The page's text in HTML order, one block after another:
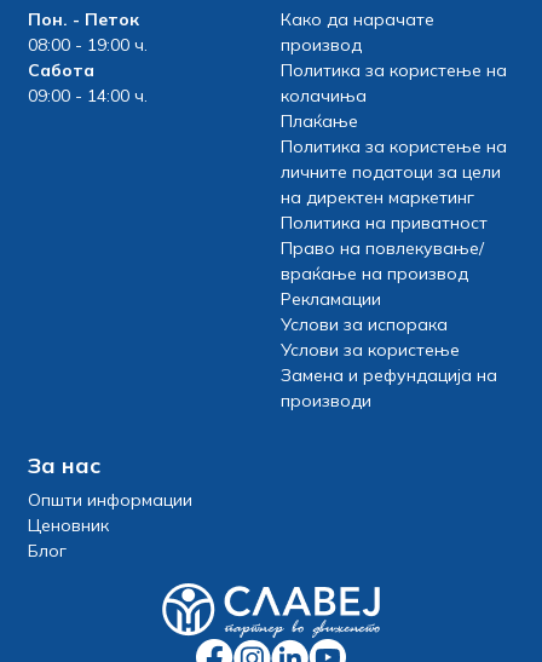
Пон. - Петок
08:00 - 19:00 ч.
Сабота
09:00 - 14:00 ч.
Како да нарачате
производ
Политика за користење на
колачиња
Плаќање
Политика за користење на
личните податоци за цели
на директен маркетинг
Политика на приватност
Право на повлекување/
враќање на производ
Рекламации
Услови за испорака
Услови за користење
Замена и рефундација на
производи
За нас
Општи информации
Ценовник
Блог